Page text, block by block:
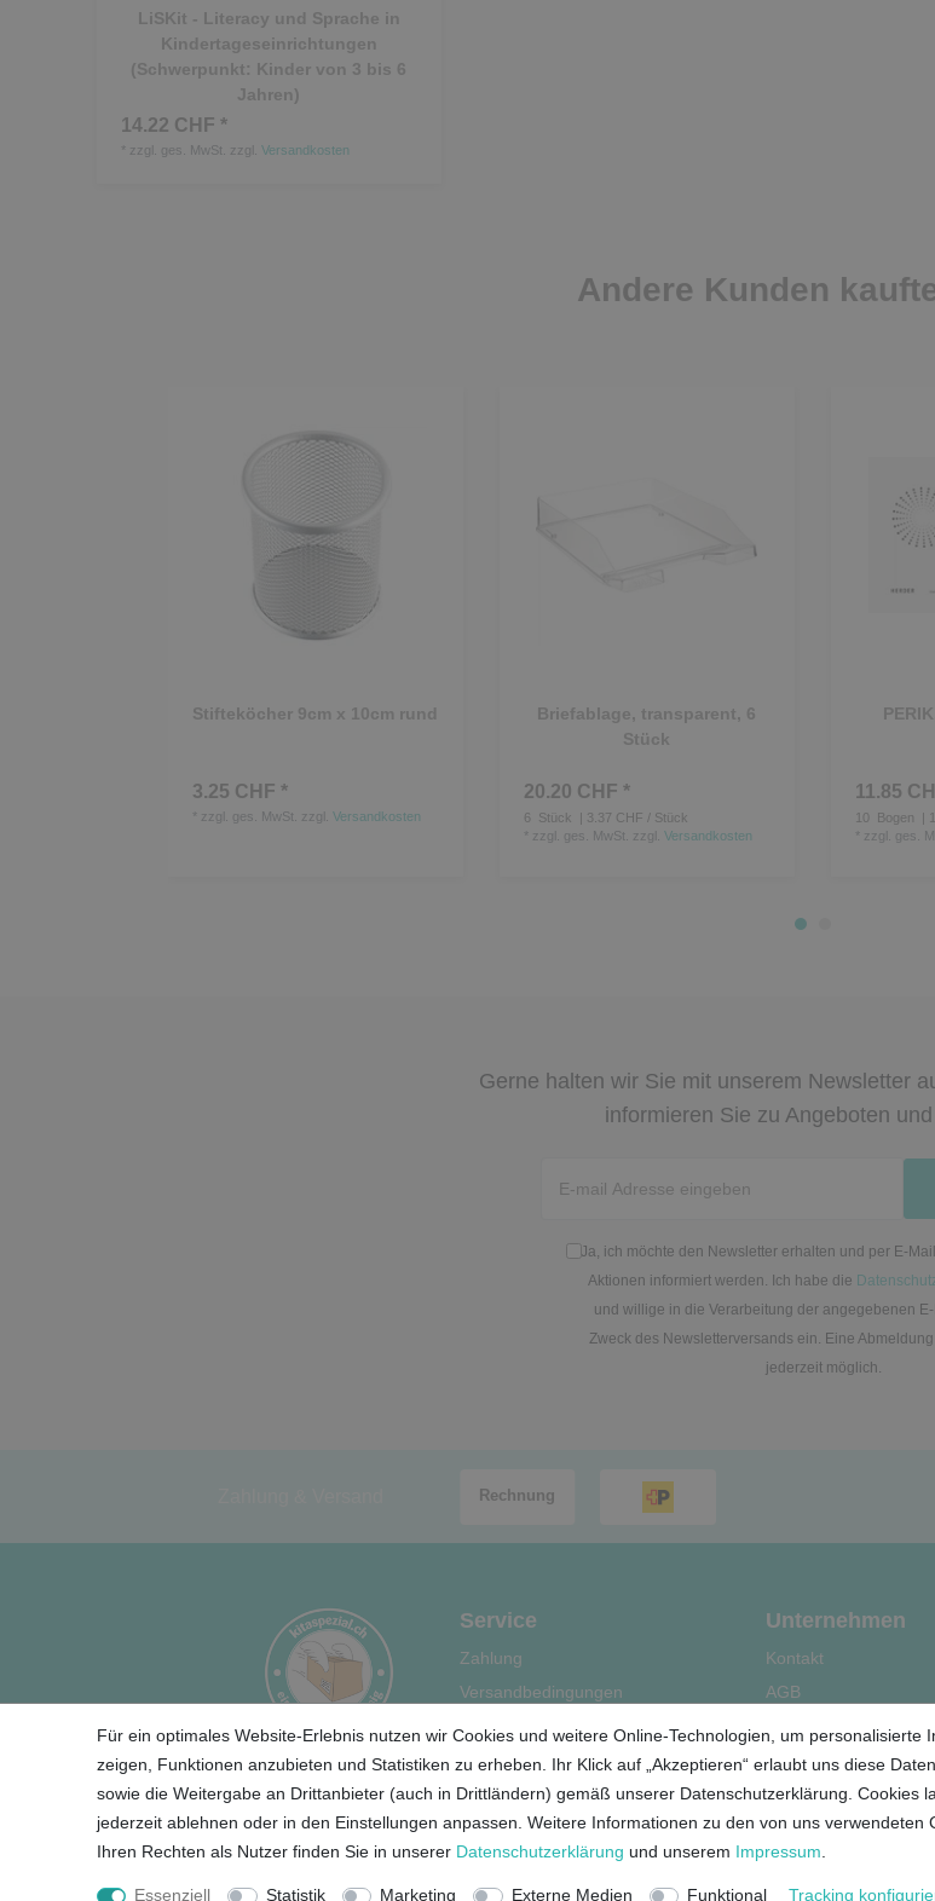
LiSKit - Literacy und Sprache in
Kindertageseinrichtungen
(Schwerpunkt: Kinder von 3 bis 6
Jahren)
14.22 CHF *
zzgl. ges. MwSt. zzgl. Versandkosten
Andere Kunden
Stifteköcher 9cm x 10cm rund
3.25 CHF *
zzgl. ges. MwSt. zzgl. Versandkosten
Briefablage, transparent, 6
Stück
20.20 CHF *
6 Stück
| 3.37 CHF / Stück
zzgl. ges. MwSt. zzgl. Versandkosten
11.85
10 Bogen
|
zzgl. ges.
Gerne halten wir Sie mit unserem Newsletter
informieren Sie zu Angeboten
Honig
Ja, ich möchte den Newsletter erhalten und per E-
Aktionen informiert werden. Ich habe die
und willige in die Verarbeitung der angegebenen
Zweck des Newsletterversands ein. Eine
jederzeit möglich.
Für ein optimales Website-Erlebnis nutzen wir Cookies und weitere Online-Technologien, um personalisierte
zeigen, Funktionen anzubieten und Statistiken zu erheben. Ihr Klick auf „Akzeptieren“ erlaubt uns diese
sowie die Weitergabe an Drittanbieter (auch in Drittländern) gemäß unserer Datenschutzerklärung. Cookies
jederzeit ablehnen oder in den Einstellungen anpassen. Weitere Informationen zu den von uns verwendeten
Ihren Rechten als Nutzer finden Sie in unserer Daten­schutz­erklärung und unserem Impressum
Essenziell Statistik Marketing Externe Medien Funktional Tracking
Service
Zahlung
Versandbedingungen
Hilfe
Ihre Vorteile
Unternehmen
Kontakt
AGB
Impressum